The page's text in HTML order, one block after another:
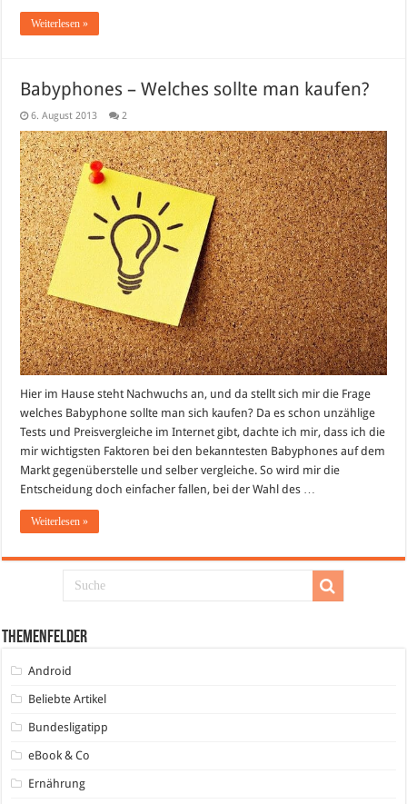
Weiterlesen »
Babyphones – Welches sollte man kaufen?
6. August 2013 2
Hier im Hause steht Nachwuchs an, und da stellt sich mir die Frage
welches Babyphone sollte man sich kaufen? Da es schon unzählige
Tests und Preisvergleiche im Internet gibt, dachte ich mir, dass ich die
mir wichtigsten Faktoren bei den bekanntesten Babyphones auf dem
Markt gegenüberstelle und selber vergleiche. So wird mir die
Entscheidung doch einfacher fallen, bei der Wahl des …
Weiterlesen »
Themenfelder
Android
Beliebte Artikel
Bundesligatipp
eBook & Co
Ernährung